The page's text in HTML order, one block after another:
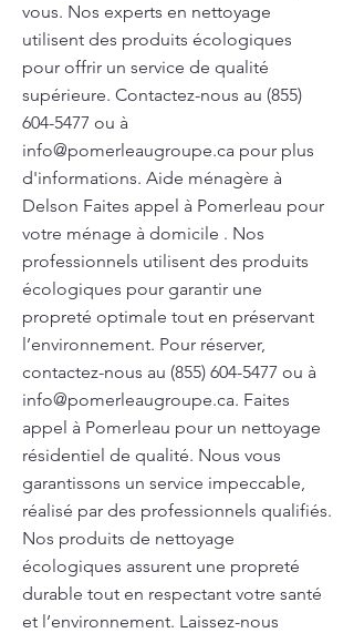
vous. Nos experts en nettoyage
utilisent des produits écologiques
pour offrir un service de qualité
supérieure. Contactez-nous au (855)
604-5477 ou à
info@pomerleaugroupe.ca pour plus
d'informations. Aide ménagère à
Delson Faites appel à Pomerleau pour
votre ménage à domicile . Nos
professionnels utilisent des produits
écologiques pour garantir une
propreté optimale tout en préservant
l’environnement. Pour réserver,
contactez-nous au (855) 604-5477 ou à
info@pomerleaugroupe.ca. Faites
appel à Pomerleau pour un nettoyage
résidentiel de qualité. Nous vous
garantissons un service impeccable,
réalisé par des professionnels qualifiés.
Nos produits de nettoyage
écologiques assurent une propreté
durable tout en respectant votre santé
et l’environnement. Laissez-nous